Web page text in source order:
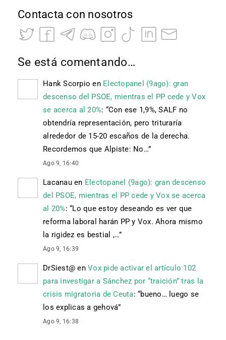
Contacta con nosotros
Se está comentando…
Hank Scorpio en Electopanel (9ago): gran
descenso del PSOE, mientras el PP cede y Vox
se acerca al 20%: “Con ese 1,9%, SALF no
obtendría representación, pero trituraría
alrededor de 15-20 escaños de la derecha.
Recordemos que Alpiste: No…”
Ago 9, 16:40
Lacanauen Electopanel (9ago): gran descenso
del PSOE, mientras el PP cede y Vox se acerca
al 20%: “Lo que estoy deseando es ver que
reforma laboral harán PP y Vox. Ahora mismo
la rigidez es bestial ,…”
Ago 9, 16:39
DrSiest@ en Vox pide activar el artículo 102
para investigar a Sánchez por “traición” tras la
crisis migratoria de Ceuta: “bueno… luego se
los explicas a gehová”
Ago 9, 16:38